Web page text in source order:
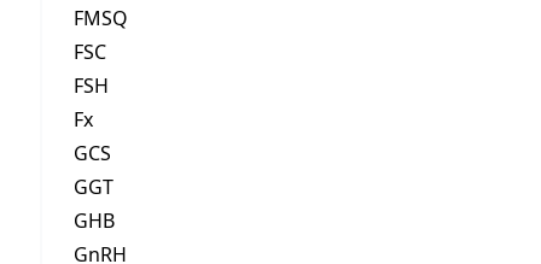
FMSQ
FSC
FSH
Fx
GCS
GGT
GHB
GnRH